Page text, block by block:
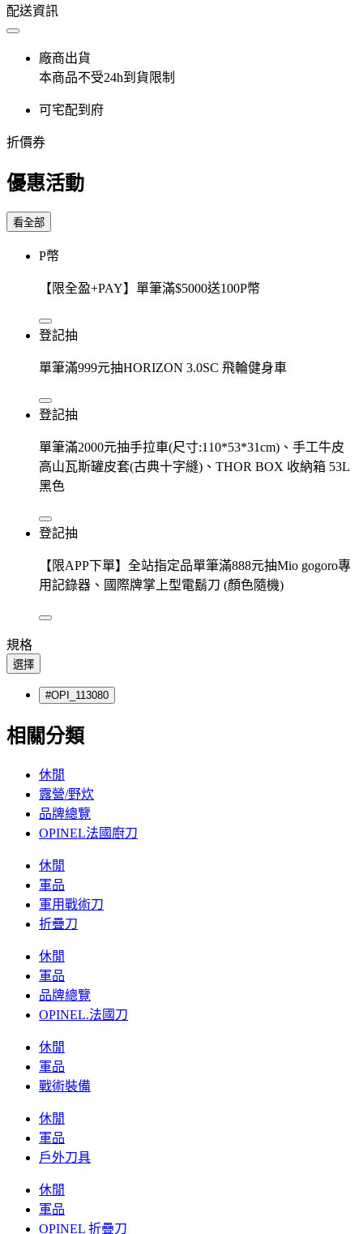
配送資訊
廠商出貨
本商品不受24h到貨限制
可宅配到府
折價券
優惠活動
看全部
P幣
【限全盈+PAY】單筆滿$5000送100P幣
登記抽
單筆滿999元抽HORIZON 3.0SC 飛輪健身車
登記抽
單筆滿2000元抽手拉車(尺寸:110*53*31cm)、手工牛皮
高山瓦斯罐皮套(古典十字縫)、THOR BOX 收納箱 53L
黑色
登記抽
【限APP下單】全站指定品單筆滿888元抽Mio gogoro專
用記錄器、國際牌掌上型電鬍刀 (顏色隨機)
規格
選擇
#OPI_113080
相關分類
休閒
露營/野炊
品牌總覽
OPINEL法國廚刀
休閒
軍品
軍用戰術刀
折疊刀
休閒
軍品
品牌總覽
OPINEL.法國刀
休閒
軍品
戰術裝備
休閒
軍品
戶外刀具
休閒
軍品
OPINEL 折疊刀